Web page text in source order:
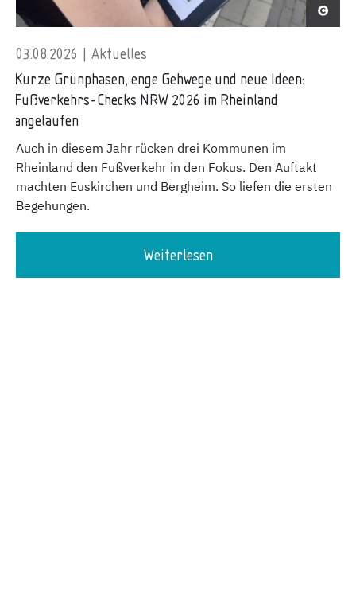
03.08.2026 | Aktuelles
Kurze Grünphasen, enge Gehwege und neue Ideen:
Fußverkehrs-Checks NRW 2026 im Rheinland
angelaufen
Auch in diesem Jahr rücken drei Kommunen im
Rheinland den Fußverkehr in den Fokus. Den Auftakt
machten Euskirchen und Bergheim. So liefen die ersten
Begehungen.
Weiterlesen